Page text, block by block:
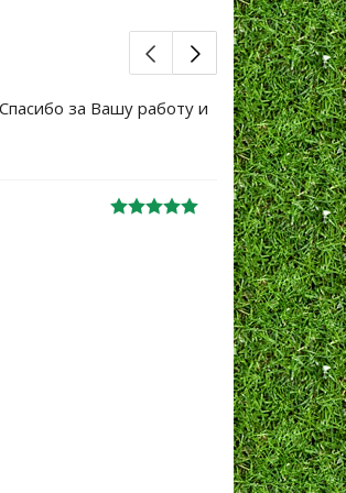
за Вашу работу и
Большое
уже не
Жанна
06.10.2024